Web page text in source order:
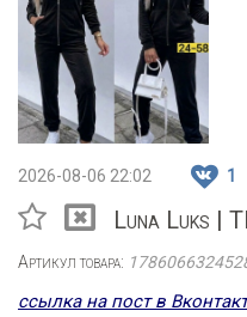
2026-08-06 22:02 1
Luna Luks |
Артикул товара:
ссылка на пост в